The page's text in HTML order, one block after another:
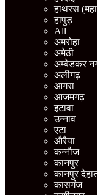
हाथरस
हापुड़
All
अमरोहा
अमेठी
अम्बेडकर
अलीगढ़
आगरा
आजमगढ़
इटावा
उन्नाव
एटा
औरैया
कन्नौज
कानपुर
कानपुर
कासगंज